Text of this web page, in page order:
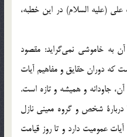
(علیه السلام‌) در اين‌ خطبه‌،
به‌ خاموشي‌ نمي‌گرايد: مقصود
كه‌ دوران‌ حقايق‌ و مفاهيم‌ آيات‌
جاودانه‌ و هميشه‌ و تازه‌ است‌.
شخص‌ و گروه‌ معيني‌ نازل‌
عموميت‌ دارد و تا روز قيامت‌